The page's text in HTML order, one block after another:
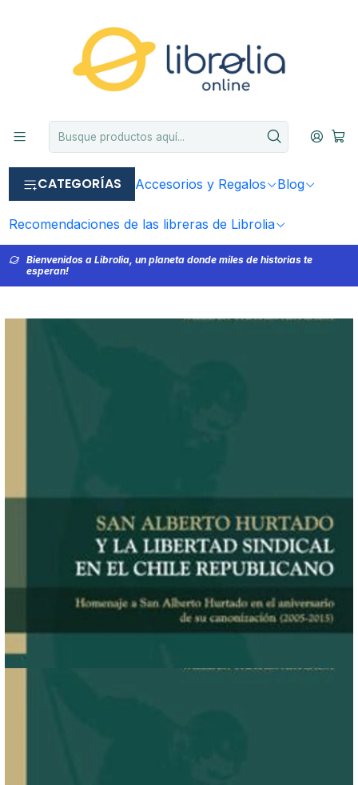
CATEGORÍAS Accesorios y Regalos Blog
Recomendaciones de las libreras de Librolia
Bienvenidos a Librolia, un planeta donde miles de historias te
esperan!